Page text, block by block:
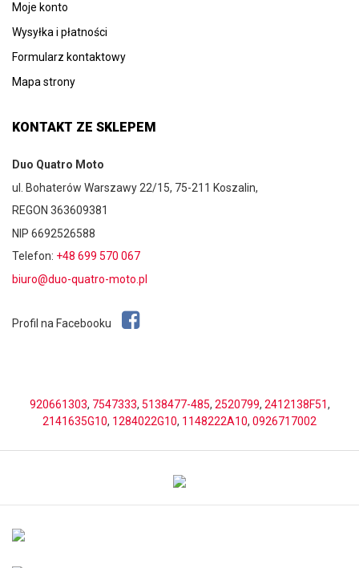
Moje konto
Wysyłka i płatności
Formularz kontaktowy
Mapa strony
KONTAKT ZE SKLEPEM
Duo Quatro Moto
ul. Bohaterów Warszawy 22/15, 75-211 Koszalin,
REGON 363609381
NIP 6692526588
Telefon: +48 699 570 067
biuro@duo-quatro-moto.pl
Profil na Facebooku
920661303, 7547333, 5138477-485, 2520799, 2412138F51,
2141635G10, 1284022G10, 1148222A10, 0926717002